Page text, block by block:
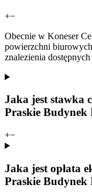
+−
Obecnie w Koneser
powierzchni
znalezienia
Jaka jest stawka
Praskie Budynek
+−
Jaka jest opłata
Praskie Budynek